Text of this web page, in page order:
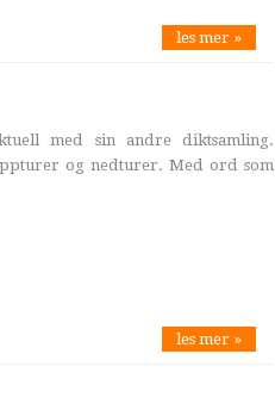
les mer »
med sin andre diktsamling.
og nedturer. Med ord som
les mer »